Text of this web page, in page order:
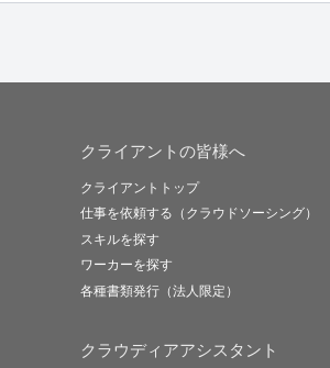
クライアントの皆様へ
クライアントトップ
仕事を依頼する（クラウドソーシング）
スキルを探す
ワーカーを探す
各種書類発行（法人限定）
クラウディアアシスタント